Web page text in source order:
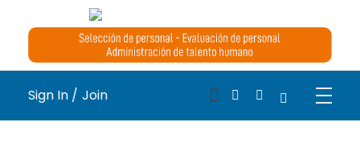
Medical Blog - Phlox Elementor WordPress Theme
Complete Elementor Demo - Phlox WordPress Theme
Sign In / Join